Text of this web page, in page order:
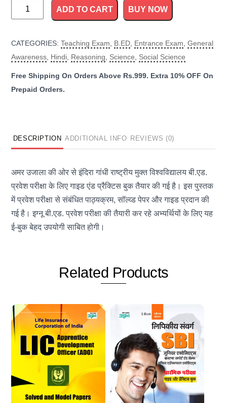
IGNOU
B.ed
in
Hindi
quantity
ADD TO CART BUY NOW
CATEGORIES:Teaching Exam B.ED Entrance Exam ,General
Awareness Hindi Reasoning Science Social Science
DESCRIPTION ADDITIONAL INFO REVIEWS (0)
अमर उजाला की ओर से इंदिरा गांधी राष्ट्रीय मुक्त विश्वविद्यालय बी.एड.
प्रवेश परीक्षा के लिए गाइड एंड प्रैक्टिस बुक तैयार की गई है। इस पुस्तक
में प्रवेश परीक्षा से संबंधित पाठ्यक्रम, सॉल्व्ड पेपर और गाइड प्रदान की
गई है। इग्नू बी.एड. प्रवेश परीक्षा की तैयारी कर रहे अभ्यर्थियों के लिए यह
ई-बुक बेहद उपयोगी साबित होगी।
Related Products